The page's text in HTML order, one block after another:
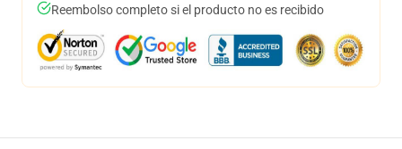
Reembolso completo si el producto no es recibido